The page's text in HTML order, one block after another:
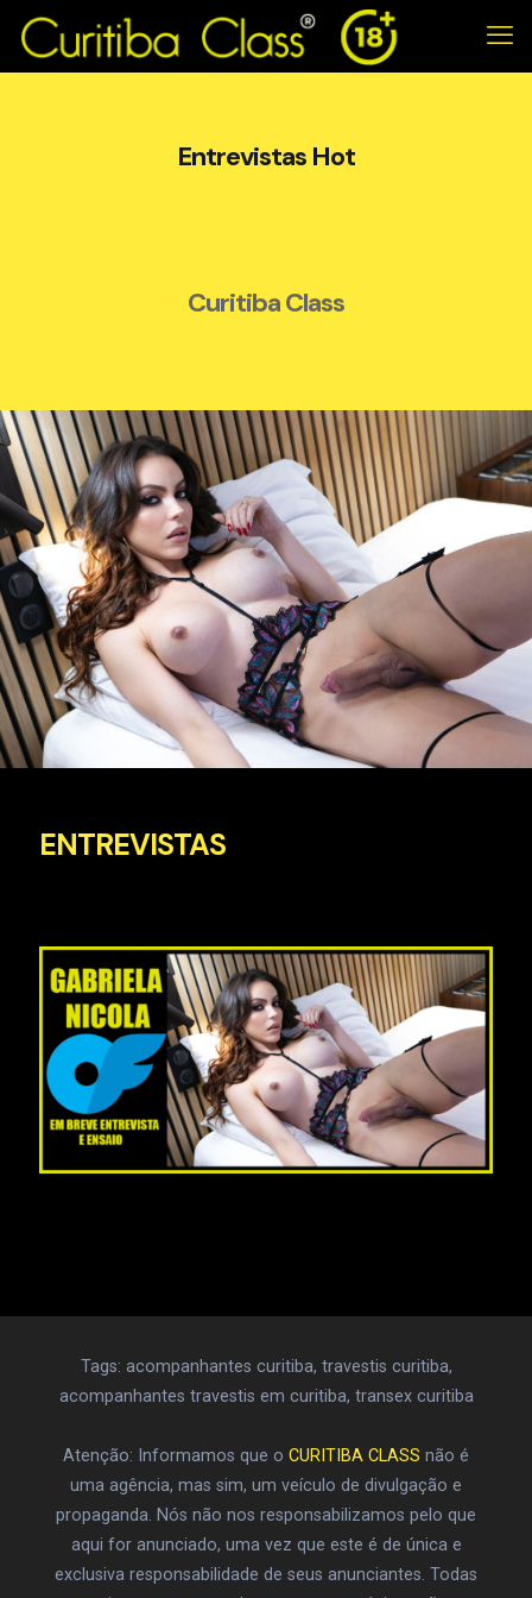
Entrevistas Hot
Curitiba Class
ENTREVISTAS
Tags: acompanhantes curitiba, travestis curitiba,
acompanhantes travestis em curitiba, transex curitiba
Atenção: Informamos que o CURITIBA CLASS não é
uma agência, mas sim, um veículo de divulgação e
propaganda. Nós não nos responsabilizamos pelo que
aqui for anunciado, uma vez que este é de única e
exclusiva responsabilidade de seus anunciantes. Todas